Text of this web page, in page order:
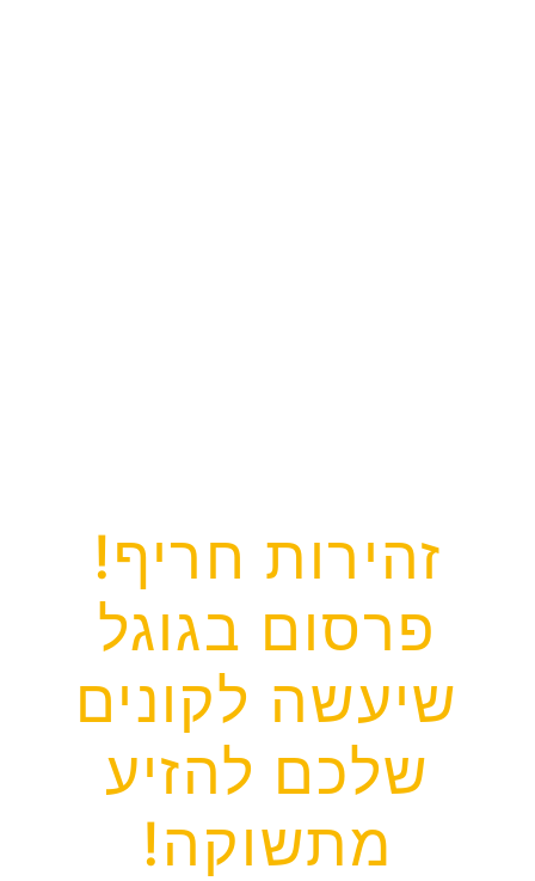
זהירות חריף!
פרסום בגוגל
שיעשה לקונים
שלכם להזיע
מתשוקה!